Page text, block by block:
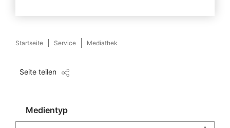
Startseite Service Mediathek
Seite teilen
Medientyp